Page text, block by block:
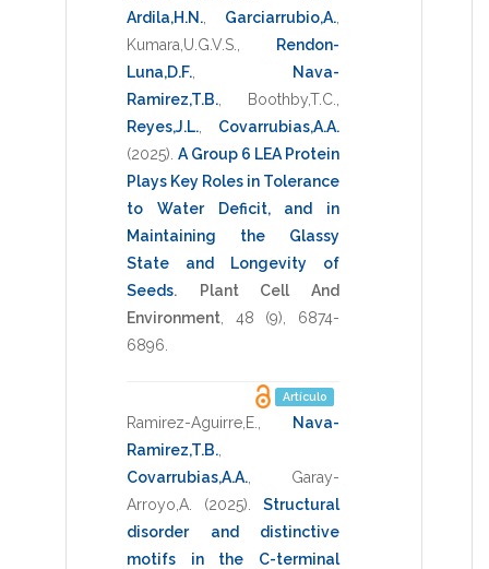
Ardila,H.N.
Garciarrubio,A.
Kumara,U.G.V.S.
Rendon-
Luna,D.F.
Nava-
Ramirez,T.B.
Boothby,T.C.
Reyes,J.L.
Covarrubias,A.A.
(2025) A Group 6 LEA Protein
Plays Key Roles in Tolerance
to Water Deficit, and in
Maintaining the Glassy
State and Longevity of
Seeds.
Plant Cell And
Environment
48 (9), 6874-
6896
Artículo
Ramirez-Aguirre,E.
Nava-
Ramirez,T.B.
Covarrubias,A.A.
Garay-
Arroyo,A.
(2025)
Structural
disorder and distinctive
motifs in the C-terminal